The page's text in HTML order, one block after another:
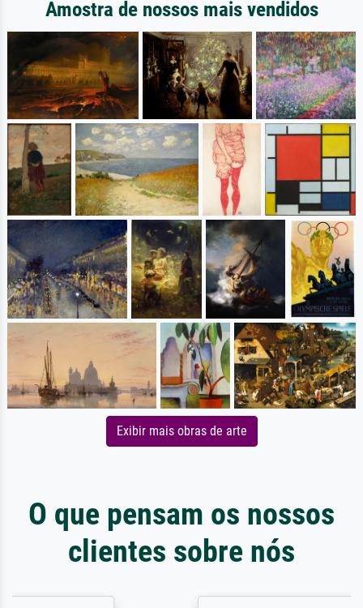
Amostra de nossos mais vendidos
Exibir mais obras de arte
O que pensam os nossos
clientes sobre nós